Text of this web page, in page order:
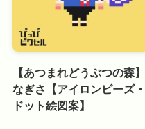
【あつまれどうぶつの森】
なぎさ【アイロンビーズ・
ドット絵図案】